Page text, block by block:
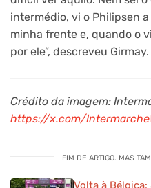
intermédio, vi o Philipsen
minha frente e, quando o
por ele”, descreveu Girmay.
Crédito da imagem:
https://x.com/
FIM DE ARTIGO. MAS
Volta à